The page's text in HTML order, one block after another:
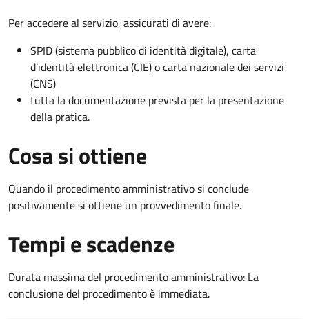
Per accedere al servizio, assicurati di avere:
SPID (sistema pubblico di identità digitale), carta
d’identità elettronica (CIE) o carta nazionale dei servizi
(CNS)
tutta la documentazione prevista per la presentazione
della pratica.
Cosa si ottiene
Quando il procedimento amministrativo si conclude
positivamente si ottiene un provvedimento finale.
Tempi e scadenze
Durata massima del procedimento amministrativo: La
conclusione del procedimento è immediata.